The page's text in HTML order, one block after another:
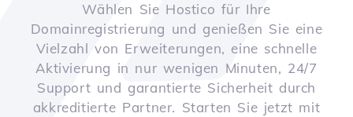
Wählen Sie Hostico für Ihre
Domainregistrierung und genießen Sie eine
Vielzahl von Erweiterungen, eine schnelle
Aktivierung in nur wenigen Minuten, 24/7
Support und garantierte Sicherheit durch
akkreditierte Partner. Starten Sie jetzt mit